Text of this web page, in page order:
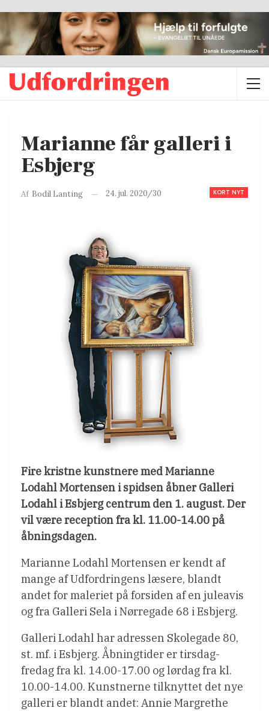
Marianne får galleri i
Esbjerg
KORT NYT
Af Bodil Lanting 24. jul. 2020/30
Fire kristne kunstnere med Marianne
Lodahl Mortensen i spidsen åbner Galleri
Lodahl i Esbjerg centrum den 1. august. Der
vil være reception fra kl. 11.00-14.00 på
åbningsdagen.
Marianne Lodahl Mortensen er kendt af
mange af Udfordringens læsere, blandt
andet for maleriet på forsiden af en juleavis
og fra Galleri Sela i Nørregade 68 i Esbjerg.
Galleri Lodahl har adressen Skolegade 80,
st. mf. i Esbjerg. Åbningtider er tirsdag-
fredag fra kl. 14.00-17.00 og lørdag fra kl.
10.00-14.00. Kunstnerne tilknyttet det nye
galleri er blandt andet: Annie Margrethe